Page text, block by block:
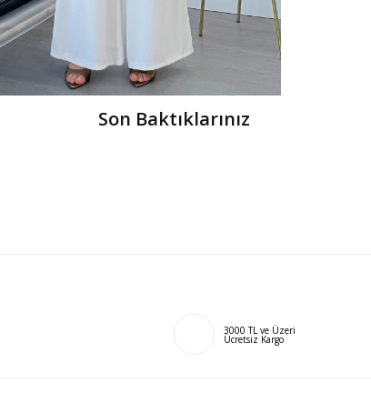
Son Baktıklarınız
3000 TL ve Üzeri
Ücretsiz Kargo